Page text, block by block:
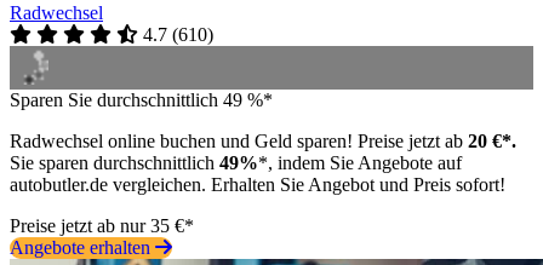
Radwechsel
4.7 (610)
Sparen Sie durchschnittlich 49 %*
Radwechsel online buchen und Geld sparen! Preise jetzt ab 20 €*.
Sie sparen durchschnittlich 49%*, indem Sie Angebote auf
autobutler.de vergleichen. Erhalten Sie Angebot und Preis sofort!
Preise jetzt ab nur 35 €*
Angebote erhalten